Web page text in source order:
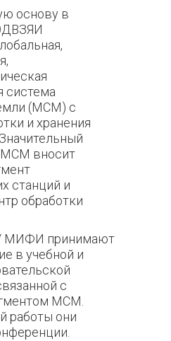
основу в
система
(МСМ) с
и хранения
МСМ вносит
станций и
обработки
МИФИ принимают
в учебной и
с
МСМ.
работы они